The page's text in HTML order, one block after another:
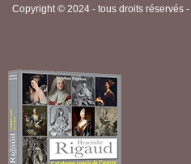
Copyright © 2024 - tous droits réservés -